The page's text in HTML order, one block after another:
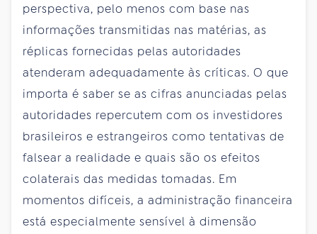
perspectiva, pelo menos com base nas
informações transmitidas nas matérias, as
réplicas fornecidas pelas autoridades
atenderam adequadamente às críticas. O que
importa é saber se as cifras anunciadas pelas
autoridades repercutem com os investidores
brasileiros e estrangeiros como tentativas de
falsear a realidade e quais são os efeitos
colaterais das medidas tomadas. Em
momentos difíceis, a administração financeira
está especialmente sensível à dimensão